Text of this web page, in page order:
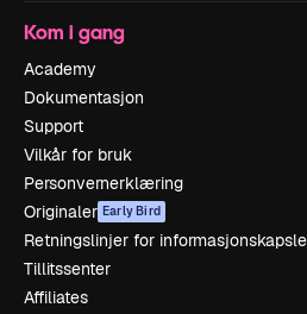
Kom i gang
Academy
Dokumentasjon
Support
Vilkår for bruk
Personvernerklæring
Originaler Early Bird
Retningslinjer for
Tillitssenter
Affiliates